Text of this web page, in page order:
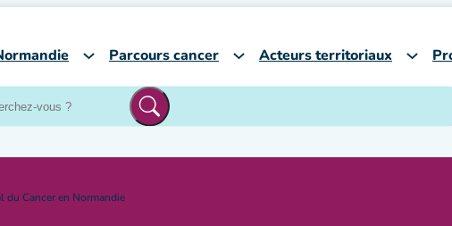
Parcours cancer Acteurs territoriaux
Cancer en Normandie